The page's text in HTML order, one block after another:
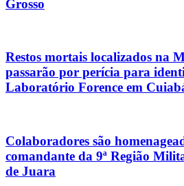
Grosso
Restos mortais localizados na
passarão por perícia para
Laboratório Forence em
Colaboradores são
comandante da 9ª Região
de Juara